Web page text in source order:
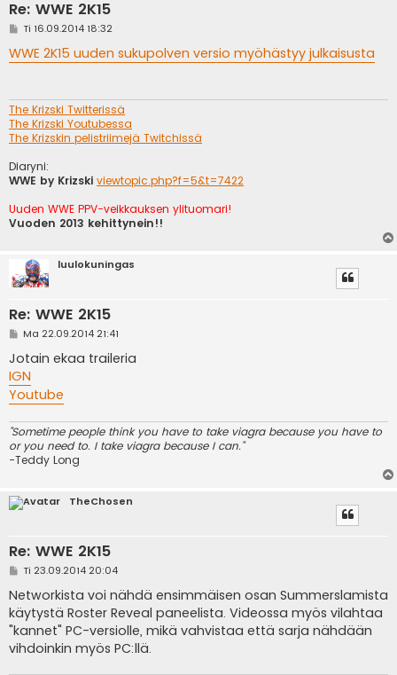
Re: WWE 2K15
V
e
s
Ti 16.09.2014 18:32
WWE 2K15 uuden sukupolven versio myöhästyy julkaisusta
The Krizski Twitterissä
The Krizski Youtubessa
The Krizskin pelistriimejä Twitchissä
Diaryni:
WWE by Krizski viewtopic.php?f=5&t=7422
Uuden WWE PPV-veikkauksen ylituomari!
Vuoden 2013 kehittynein!!
luulokuningas
Re: WWE 2K15
V
e
s
t
i
Ma 22.09.2014 21:41
Jotain ekaa traileria
IGN
Youtube
"Sometime people think you have to take viagra because you have to
or you need to. I take viagra because I can."
-Teddy Long
TheChosen
Re: WWE 2K15
V
e
s
t
i
Ti 23.09.2014 20:04
Networkista voi nähdä ensimmäisen osan Summerslamista
käytystä Roster Reveal paneelista. Videossa myös vilahtaa
"kannet" PC-versiolle, mikä vahvistaa että sarja nähdään
vihdoinkin myös PC:llä.